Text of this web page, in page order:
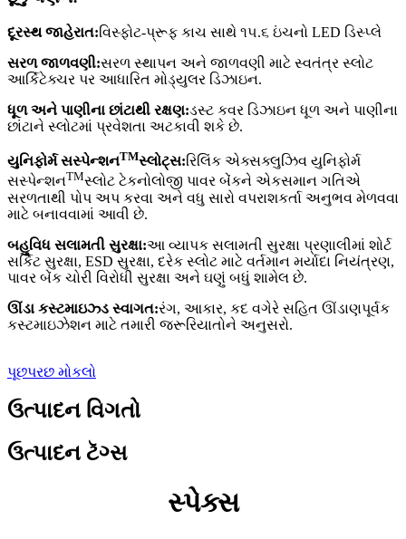
દૂરસ્થ જાહેરાત:વિસ્ફોટ-પ્રૂફ કાચ સાથે ૧૫.૬ ઇંચનો LED ડિસ્પ્લે
સરળ જાળવણી:સરળ સ્થાપન અને જાળવણી માટે સ્વતંત્ર સ્લોટ
આર્કિટેક્ચર પર આધારિત મોડ્યુલર ડિઝાઇન.
ધૂળ અને પાણીના છાંટાથી રક્ષણ:ડસ્ટ કવર ડિઝાઇન ધૂળ અને પાણીના
છાંટાને સ્લોટમાં પ્રવેશતા અટકાવી શકે છે.
યુનિફોર્મ સસ્પેન્શનTMસ્લોટ્સ:રિલિંક એક્સક્લુઝિવ યુનિફોર્મ
સસ્પેન્શનTMસ્લોટ ટેકનોલોજી પાવર બેંકને એકસમાન ગતિએ
સરળતાથી પોપ અપ કરવા અને વધુ સારો વપરાશકર્તા અનુભવ મેળવવા
માટે બનાવવામાં આવી છે.
બહુવિધ સલામતી સુરક્ષા:આ વ્યાપક સલામતી સુરક્ષા પ્રણાલીમાં શોર્ટ
સર્કિટ સુરક્ષા, ESD સુરક્ષા, દરેક સ્લોટ માટે વર્તમાન મર્યાદા નિયંત્રણ,
પાવર બેંક ચોરી વિરોધી સુરક્ષા અને ઘણું બધું શામેલ છે.
ઊંડા કસ્ટમાઇઝ્ડ સ્વાગત:રંગ, આકાર, કદ વગેરે સહિત ઊંડાણપૂર્વક
કસ્ટમાઇઝેશન માટે તમારી જરૂરિયાતોને અનુસરો.
પૂછપરછ મોકલો
ઉત્પાદન વિગતો
ઉત્પાદન ટૅગ્સ
સ્પેક્સ